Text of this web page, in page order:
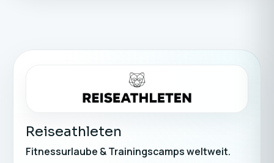
Reiseathleten
Fitnessurlaube & Trainingscamps weltweit.